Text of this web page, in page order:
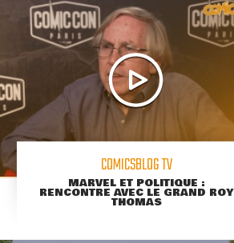
COMICSBLOG TV
MARVEL ET POLITIQUE :
RENCONTRE AVEC LE GRAND ROY
THOMAS